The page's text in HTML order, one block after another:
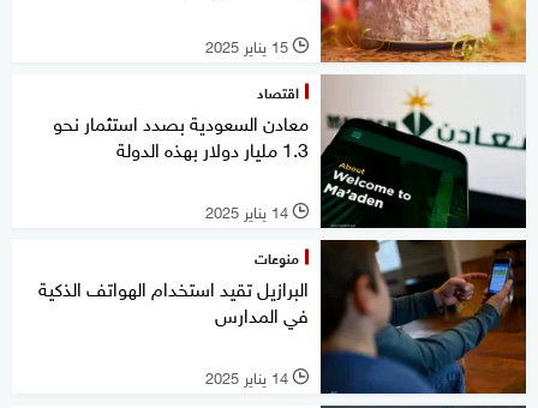
l 15 يناير 2025
اقتصاد
معادن السعودية بصدد استثمار نحو
1.3 مليار دولار بهذه الدولة
l 14 يناير 2025
منوعات
البرازيل تقيد استخدام الهواتف الذكية
في المدارس
l 14 يناير 2025